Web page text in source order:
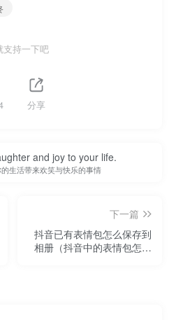
达你无法言说的爱。
系列的朋友也没关系。过年买
Reno5 Pro+是一款罕见的轻薄
系列的新系统功能，1月1
支持一下吧
分享
and joy to your life.
生活带来欢笑与快乐的事情
下一篇
抖音已有表情包怎么保存到
相册（抖音中的表情包怎么